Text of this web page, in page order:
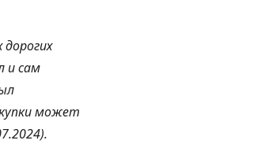
дорогих
и сам
может